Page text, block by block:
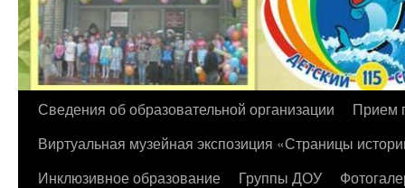
Перейти
содержимому
Сведения об образовательной организации
Прием
Виртуальная музейная экспозиция «Страницы
Инклюзивное образование
Группы ДОУ